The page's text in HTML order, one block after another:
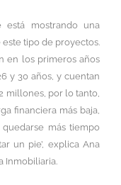
mostrando una
tipo de proyectos.
en los primeros años
y 30 años, y cuentan
millones, por lo tanto,
financiera más baja,
más tiempo
un pie’, explica Ana
Inmobiliaria.